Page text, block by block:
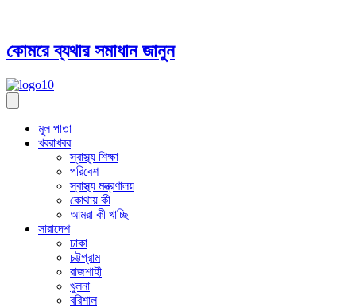
কোমরে ব্যথার সমাধান জানুন
মূল পাতা
খবরাখবর
স্বাস্থ্য শিক্ষা
পরিবেশ
স্বাস্থ্য মন্ত্রণালয়
কোথায় কী
আমরা কী খাচ্ছি
সারাদেশ
ঢাকা
চট্টগ্রাম
রাজশাহী
খুলনা
বরিশাল